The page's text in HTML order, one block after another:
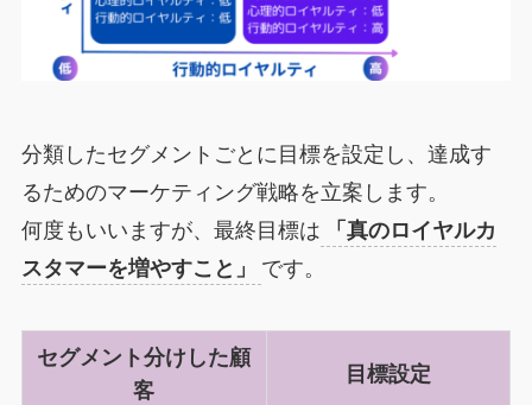
分類したセグメントごとに目標を設定し、達成す
るためのマーケティング戦略を立案します。
何度もいいますが、最終目標は
「真のロイヤルカ
スタマーを増やすこと」
です。
セグメント分けした顧
客
目標設定